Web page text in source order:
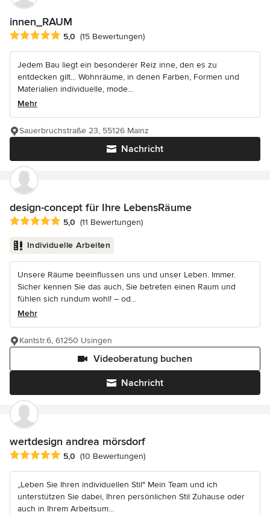
innen_RAUM
Durchschnittliche Bewertung: 5 von 5 Sternen
5,0 (15 Bewertungen)
Jedem Bau liegt ein besonderer Reiz inne, den es zu
entdecken gilt... Wohnräume, in denen Farben, Formen und
Materialien individuelle, mode...
Mehr
Nachricht
Sauerbruchstraße 23, 55126 Mainz
design-concept für Ihre LebensRäume
Durchschnittliche Bewertung: 5 von 5 Sternen
5,0 (11 Bewertungen)
Individuelle Arbeiten
Unsere Räume beeinflussen uns und unser Leben. Immer.
Sicher kennen Sie das auch, Sie betreten einen Raum und
fühlen sich rundum wohl! – od...
Mehr
Nachricht
Videoberatung buchen
Kantstr.6, 61250 Usingen
wertdesign andrea mörsdorf
Durchschnittliche Bewertung: 5 von 5 Sternen
5,0 (10 Bewertungen)
„Leben Sie Ihren individuellen Stil" Mein Team und ich
unterstützen Sie dabei, Ihren persönlichen Stil Zuhause oder
auch in Ihrem Arbeitsum...